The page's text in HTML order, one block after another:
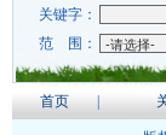
关键字：
范 围：
首页